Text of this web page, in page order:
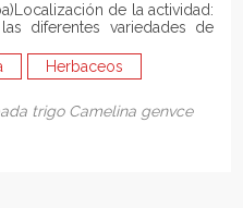
de la actividad:
diferentes variedades de
Herbaceos
trigo Camelina genvce